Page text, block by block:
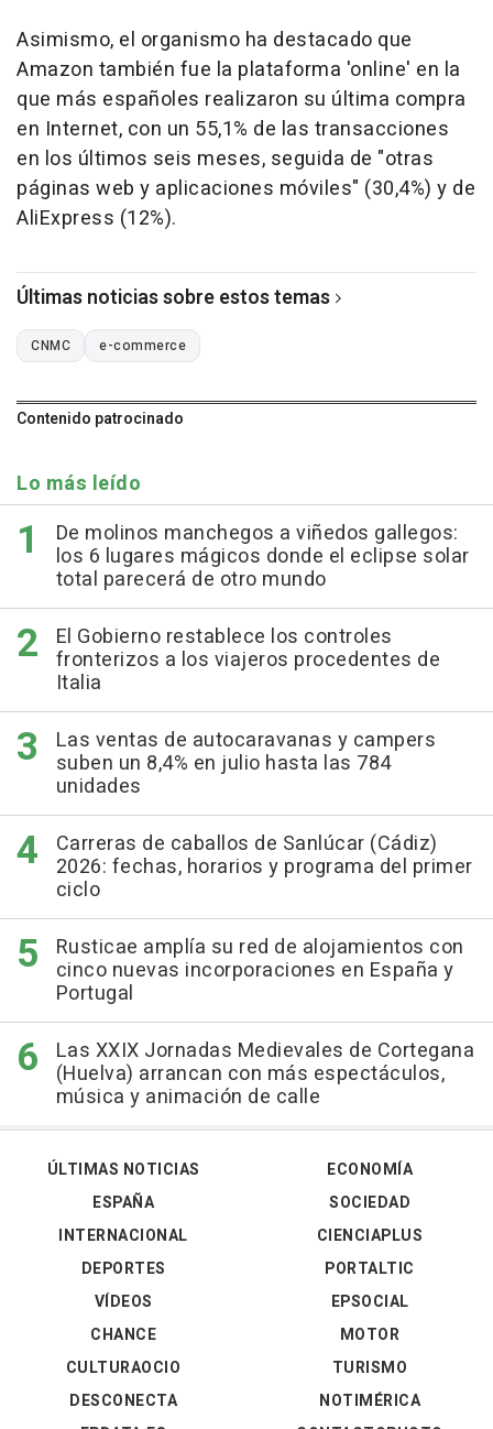
Asimismo, el organismo ha destacado que
Amazon también fue la plataforma 'online' en la
que más españoles realizaron su última compra
en Internet, con un 55,1% de las transacciones
en los últimos seis meses, seguida de "otras
páginas web y aplicaciones móviles" (30,4%) y de
AliExpress (12%).
Últimas noticias sobre estos temas
CNMC e-commerce
Contenido patrocinado
Lo más leído
De molinos manchegos a viñedos gallegos:
los 6 lugares mágicos donde el eclipse solar
total parecerá de otro mundo
El Gobierno restablece los controles
fronterizos a los viajeros procedentes de
Italia
Las ventas de autocaravanas y campers
suben un 8,4% en julio hasta las 784
unidades
Carreras de caballos de Sanlúcar (Cádiz)
2026: fechas, horarios y programa del primer
ciclo
Rusticae amplía su red de alojamientos con
cinco nuevas incorporaciones en España y
Portugal
Las XXIX Jornadas Medievales de Cortegana
(Huelva) arrancan con más espectáculos,
música y animación de calle
ÚLTIMAS NOTICIAS
ESPAÑA
INTERNACIONAL
DEPORTES
VÍDEOS
ECONOMÍA
SOCIEDAD
CIENCIAPLUS
PORTALTIC
EPSOCIAL
CHANCE
CULTURAOCIO
DESCONECTA
MOTOR
TURISMO
NOTIMÉRICA